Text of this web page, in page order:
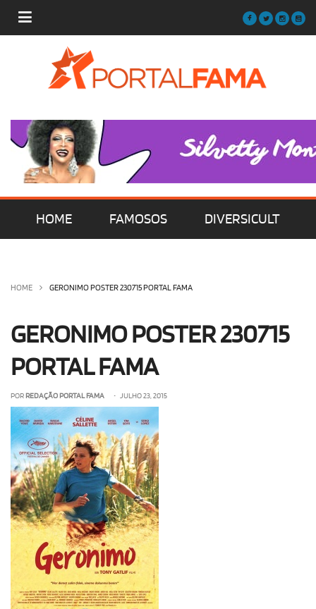
HOME FAMOSOS DIVERSICULT
OLHA ISSO! EU QUERO!
HOME GERONIMO POSTER 230715 PORTAL FAMA
GERONIMO POSTER 230715
PORTAL FAMA
POR REDAÇÃO PORTAL FAMA • JULHO 23, 2015